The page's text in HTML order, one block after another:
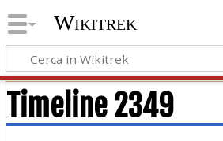
Wikitrek
Timeline 2349